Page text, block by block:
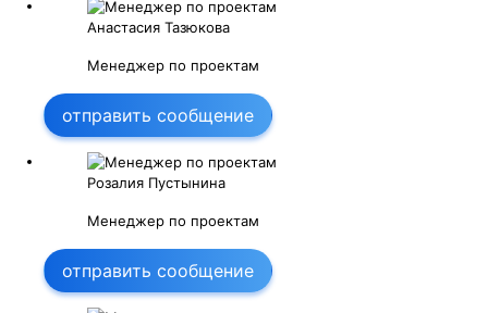
Анастасия Тазюкова
Менеджер по проектам
отправить сообщение
Розалия Пустынина
Менеджер по проектам
отправить сообщение